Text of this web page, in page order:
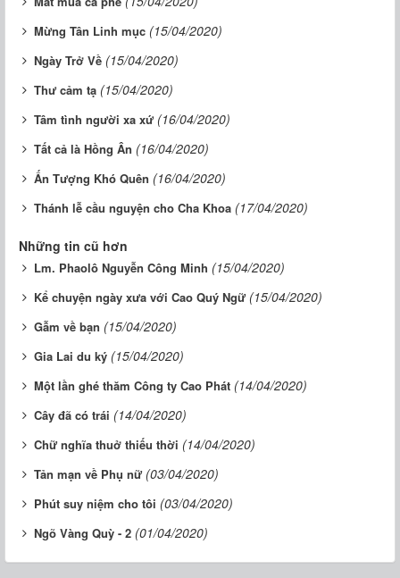
Mừng Tân Linh mục (15/04/2020)
Ngày Trở Về (15/04/2020)
Thư cảm tạ (15/04/2020)
Tâm tình người xa xứ (16/04/2020)
Tất cả là Hồng Ân (16/04/2020)
Ấn Tượng Khó Quên (16/04/2020)
Thánh lễ cầu nguyện cho Cha Khoa (17/04/2020)
Những tin cũ hơn
Lm. Phaolô Nguyễn Công Minh (15/04/2020)
Kể chuyện ngày xưa với Cao Quý Ngữ (15/04/2020)
Gẫm về bạn (15/04/2020)
Gia Lai du ký (15/04/2020)
Một lần ghé thăm Công ty Cao Phát (14/04/2020)
Cây đã có trái (14/04/2020)
Chữ nghĩa thuở thiếu thời (14/04/2020)
Tản mạn về Phụ nữ (03/04/2020)
Phút suy niệm cho tôi (03/04/2020)
Ngõ Vàng Quỳ - 2 (01/04/2020)